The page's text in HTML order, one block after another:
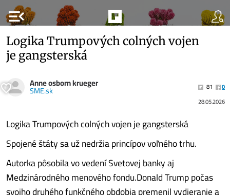
menu_open
Logika Trumpových colných vojen
je gangsterská
Anne osborn krueger
SME.sk 81
0
28.05.2026
Logika Trumpových colných vojen je gangsterská
Spojené štáty sa už nedržia princípov voľného trhu.
Autorka pôsobila vo vedení Svetovej banky aj
Medzinárodného menového fondu.Donald Trump počas